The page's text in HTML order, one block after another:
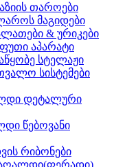
თაროები
მაგიდები
& ურიკები
აპარატი
სტელაჟი
დეტალური
წებოვანი
რიბონები